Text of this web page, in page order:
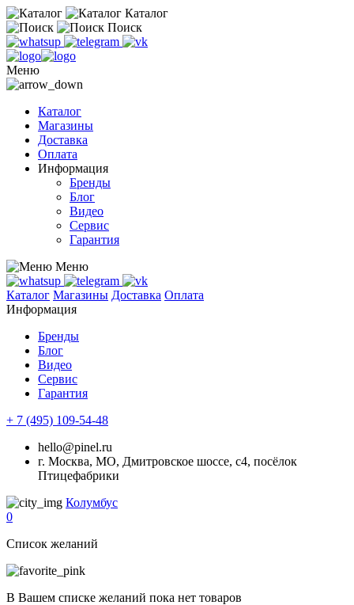
Каталог
Поиск
Меню
Каталог
Магазины
Доставка
Оплата
Информация
Бренды
Блог
Видео
Сервис
Гарантия
Меню
Каталог Магазины Доставка Оплата
Информация
Бренды
Блог
Видео
Сервис
Гарантия
+ 7 (495) 109-54-48
hello@pinel.ru
г. Москва, МО, Дмитровское шоссе, с4, посёлок
Птицефабрики
Колумбус
0
Список желаний
В Вашем списке желаний пока нет товаров